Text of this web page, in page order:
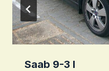
Saab 9-3 I